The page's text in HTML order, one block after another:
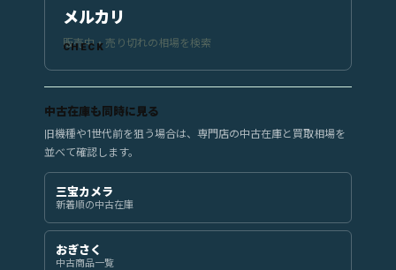
メルカリ
販売中・売り切れの相場を検索
中古在庫も同時に見る
旧機種や1世代前を狙う場合は、専門店の中古在庫と買取相場を
並べて確認します。
三宝カメラ
新着順の中古在庫
おぎさく
中古商品一覧